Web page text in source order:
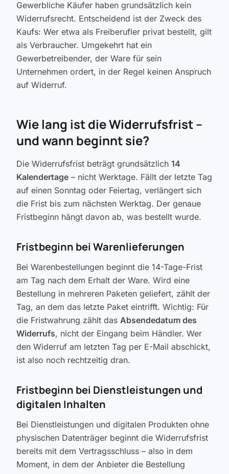
Gewerbliche Käufer haben grundsätzlich kein
Widerrufsrecht. Entscheidend ist der Zweck des
Kaufs: Wer etwa als Freiberufler privat bestellt, gilt
als Verbraucher. Umgekehrt hat ein
Gewerbetreibender, der Ware für sein
Unternehmen ordert, in der Regel keinen Anspruch
auf Widerruf.
Wie lang ist die Widerrufsfrist –
und wann beginnt sie?
Die Widerrufsfrist beträgt grundsätzlich 14
Kalendertage – nicht Werktage. Fällt der letzte Tag
auf einen Sonntag oder Feiertag, verlängert sich
die Frist bis zum nächsten Werktag. Der genaue
Fristbeginn hängt davon ab, was bestellt wurde.
Fristbeginn bei Warenlieferungen
Bei Warenbestellungen beginnt die 14-Tage-Frist
am Tag nach dem Erhalt der Ware. Wird eine
Bestellung in mehreren Paketen geliefert, zählt der
Tag, an dem das letzte Paket eintrifft. Wichtig: Für
die Fristwahrung zählt das Absendedatum des
Widerrufs, nicht der Eingang beim Händler. Wer
den Widerruf am letzten Tag per E-Mail abschickt,
ist also noch rechtzeitig dran.
Fristbeginn bei Dienstleistungen und
digitalen Inhalten
Bei Dienstleistungen und digitalen Produkten ohne
physischen Datenträger beginnt die Widerrufsfrist
bereits mit dem Vertragsschluss – also in dem
Moment, in dem der Anbieter die Bestellung